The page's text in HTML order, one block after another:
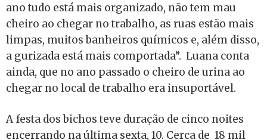
ano tudo está mais organizado, não tem mau
cheiro ao chegar no trabalho, as ruas estão mais
limpas, muitos banheiros químicos e, além disso,
a gurizada está mais comportada”. Luana conta
ainda, que no ano passado o cheiro de urina ao
chegar no local de trabalho era insuportável.
A festa dos bichos teve duração de cinco noites
encerrando na última sexta, 10. Cerca de 18 mil